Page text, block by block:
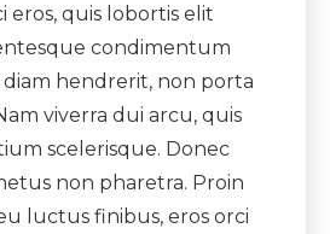
eros, quis lobortis elit
condimentum
hendrerit, non porta
viverra dui arcu, quis
scelerisque. Donec
non pharetra. Proin
luctus finibus, eros orci